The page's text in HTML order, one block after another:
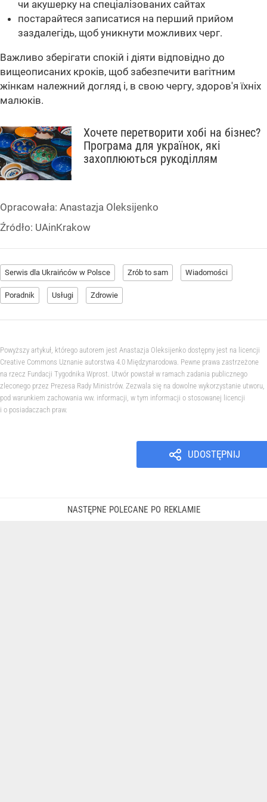
чи акушерку на спеціалізованих сайтах
постарайтеся записатися на перший прийом
заздалегідь, щоб уникнути можливих черг.
Важливо зберігати спокій і діяти відповідно до
вищеописаних кроків, щоб забезпечити вагітним
жінкам належний догляд і, в свою чергу, здоров'я їхніх
малюків.
Хочете перетворити хобі на бізнес?
Програма для українок, які
захоплюються рукоділлям
Opracowała: Anastazja Oleksijenko
Źródło: UAinKrakow
Serwis dla Ukraińców w Polsce Zrób to sam Wiadomości
Poradnik Usługi Zdrowie
Powyższy artykuł, którego autorem jest Anastazja Oleksijenko dostępny jest na licencji
Creative Commons Uznanie autorstwa 4.0 Międzynarodowa. Pewne prawa zastrzeżone
na rzecz Fundacji Tygodnika Wprost. Utwór powstał w ramach zadania publicznego
zleconego przez Prezesa Rady Ministrów. Zezwala się na dowolne wykorzystanie utworu,
pod warunkiem zachowania ww. informacji, w tym informacji o stosowanej licencji
i o posiadaczach praw.
UDOSTĘPNIJ